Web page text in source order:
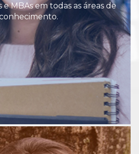
e MBAs em todas as áreas de